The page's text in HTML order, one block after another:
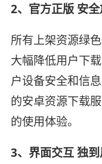
2、官方正版 安
所有上架资源绿
大幅降低用户下
户设备安全和信
的安卓资源下载
的使用体验。
3、界面交互 独